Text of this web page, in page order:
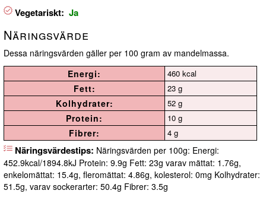
Vegetariskt: Ja
Näringsvärde
Dessa näringsvärden gäller per 100 gram av mandelmassa.
Energi:
460 kcal
Fett: 23 g
Kolhydrater: 52 g
Protein: 10 g
Fibrer: 4 g
Näringsvärdestips: Näringsvärden per 100g: Energi:
452.9kcal/1894.8kJ Protein: 9.9g Fett: 23g varav mättat: 1.76g,
enkelomättat: 15.4g, fleromättat: 4.86g, kolesterol: 0mg Kolhydrater:
51.5g, varav sockerarter: 50.4g Fibrer: 3.5g